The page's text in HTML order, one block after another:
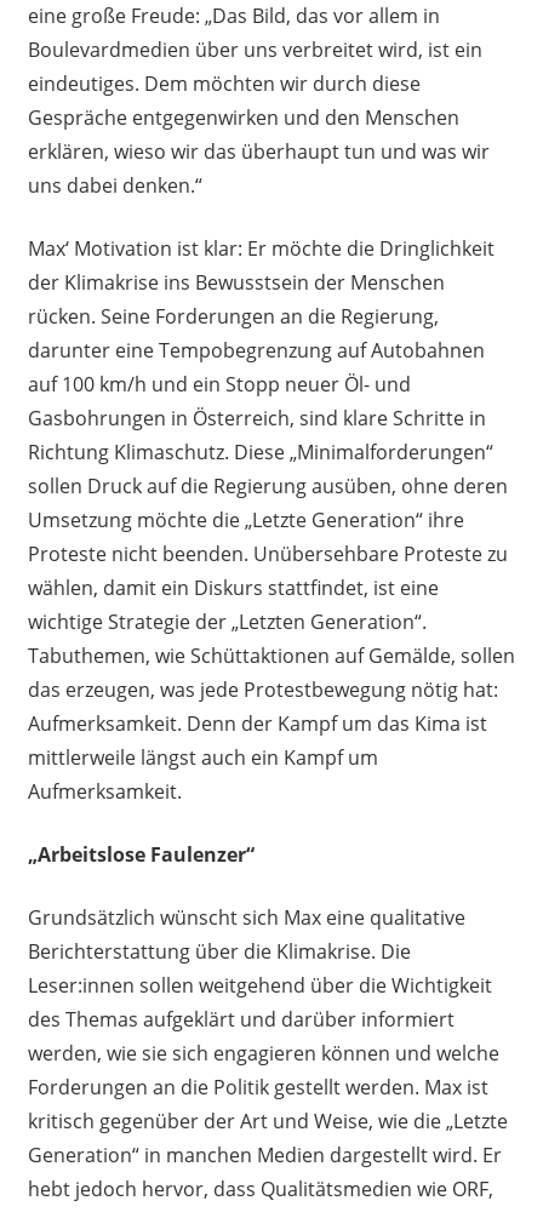
eine große Freude: „Das Bild, das vor allem in
Boulevardmedien über uns verbreitet wird, ist ein
eindeutiges. Dem möchten wir durch diese
Gespräche entgegenwirken und den Menschen
erklären, wieso wir das überhaupt tun und was wir
uns dabei denken.“
Max‘ Motivation ist klar: Er möchte die Dringlichkeit
der Klimakrise ins Bewusstsein der Menschen
rücken. Seine Forderungen an die Regierung,
darunter eine Tempobegrenzung auf Autobahnen
auf 100 km/h und ein Stopp neuer Öl- und
Gasbohrungen in Österreich, sind klare Schritte in
Richtung Klimaschutz. Diese „Minimalforderungen“
sollen Druck auf die Regierung ausüben, ohne deren
Umsetzung möchte die „Letzte Generation“ ihre
Proteste nicht beenden. Unübersehbare Proteste zu
wählen, damit ein Diskurs stattfindet, ist eine
wichtige Strategie der „Letzten Generation“.
Tabuthemen, wie Schüttaktionen auf Gemälde, sollen
das erzeugen, was jede Protestbewegung nötig hat:
Aufmerksamkeit. Denn der Kampf um das Kima ist
mittlerweile längst auch ein Kampf um
Aufmerksamkeit.
„Arbeitslose Faulenzer“
Grundsätzlich wünscht sich Max eine qualitative
Berichterstattung über die Klimakrise. Die
Leser:innen sollen weitgehend über die Wichtigkeit
des Themas aufgeklärt und darüber informiert
werden, wie sie sich engagieren können und welche
Forderungen an die Politik gestellt werden. Max ist
kritisch gegenüber der Art und Weise, wie die „Letzte
Generation“ in manchen Medien dargestellt wird. Er
hebt jedoch hervor, dass Qualitätsmedien wie ORF,